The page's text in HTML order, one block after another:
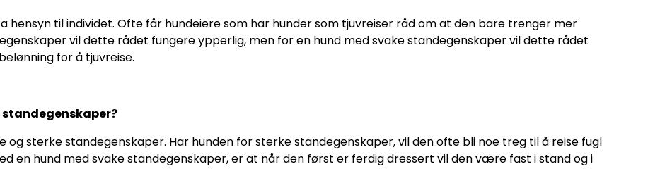
hensyn til individet. Ofte får hundeiere som har hunder som tjuvreiser råd om at den bare trenger mer
vil dette rådet fungere ypperlig, men for en hund med svake standegenskaper vil dette rådet
for å tjuvreise.
standegenskaper?
sterke standegenskaper. Har hunden for sterke standegenskaper, vil den ofte bli noe treg til å reise fugl
en hund med svake standegenskaper, er at når den først er ferdig dressert vil den være fast i stand og i